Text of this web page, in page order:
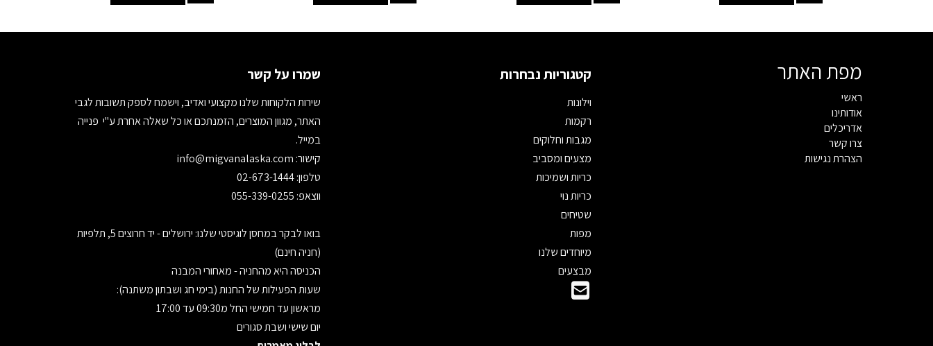
מפת האתר
ראשי
אודותינו
אדריכלים
צרו קשר
הצהרת נגישות
קטגוריות נבחרות
וילונות
רקמות
מגבות וחלוקים
מצעים ומסביב
כריות ושמיכות
כריות נוי
שטיחים
מפות
מיוחדים שלנו
מבצעים
שמרו על קשר
שירות הלקוחות שלנו מקצועי ואדיב, וישמח לספק תשובות לגבי
האתר, מגוון המוצרים, הזמנתכם או כל שאלה אחרת ע"י פנייה
במייל.
קישור:
טלפון: 02-673-1444
ווצאפ: 055-339-0255
בואו לבקר במחסן לוגיסטי שלנו: ירושלים - יד חרוצים 5, תלפיות
(חניה חינם)
הכניסה היא מהחניה - מאחורי המבנה
שעות הפעילות של החנות (בימי חג ושבתון משתנה):
מראשון עד חמישי החל מ09:30 עד 17:00
יום שישי ושבת סגורים